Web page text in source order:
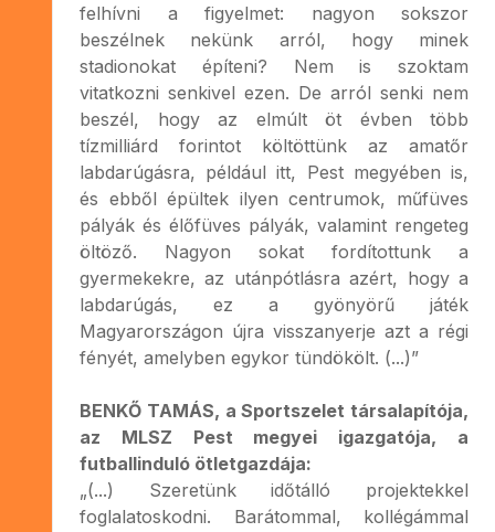
felhívni a figyelmet: nagyon sokszor
beszélnek nekünk arról, hogy minek
stadionokat építeni? Nem is szoktam
vitatkozni senkivel ezen. De arról senki nem
beszél, hogy az elmúlt öt évben több
tízmilliárd forintot költöttünk az amatőr
labdarúgásra, például itt, Pest megyében is,
és ebből épültek ilyen centrumok, műfüves
pályák és élőfüves pályák, valamint rengeteg
öltöző. Nagyon sokat fordítottunk a
gyermekekre, az utánpótlásra azért, hogy a
labdarúgás, ez a gyönyörű játék
Magyarországon újra visszanyerje azt a régi
fényét, amelyben egykor tündökölt. (...)”
BENKŐ TAMÁS, a Sportszelet társalapítója,
az MLSZ Pest megyei igazgatója, a
futballinduló ötletgazdája:
„(...) Szeretünk időtálló projektekkel
foglalatoskodni. Barátommal, kollégámmal